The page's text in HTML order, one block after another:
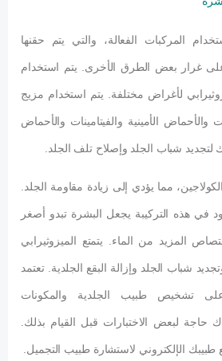
المركبات الفعالة، والتي يتم حقنها
غرار بعض الطرق الأخرى. يتم استخدام
لأغراض مختلفة. يتم استخدام مزيج
والأحماض الأمينية والفيتامينات والأحماض
لتجديد شباب الجلد وإصلاح تلف الجلد.
مما يؤدي إلى زيادة مقاومة الجلد.
في هذه التركيبة يجعل البشرة تبدو أصغر
المزيد من الماء. يتمتع الميزوثيرابي
شباب الجلد وإزالة البقع الجلدية. تعتمد
تشخيص طبيب الجلدية والمكونات
حاجة لبعض الاختبارات قبل القيام بذلك.
الإلكتروني لاستشارة طبيب التجميل.